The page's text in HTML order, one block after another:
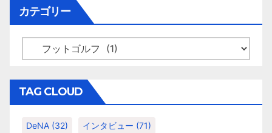
イ
ブ
カテゴリー
テ
リ
ー
TAG CLOUD
DeNA (32) インタビュー (71)